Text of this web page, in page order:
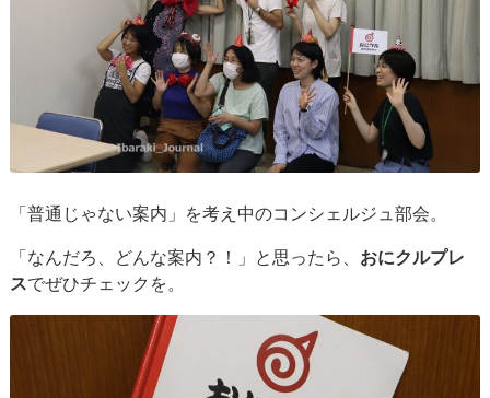
「普通じゃない案内」を考え中のコンシェルジュ部会。
「なんだろ、どんな案内？！」と思ったら、 おにクルプレ
スでぜひチェックを。